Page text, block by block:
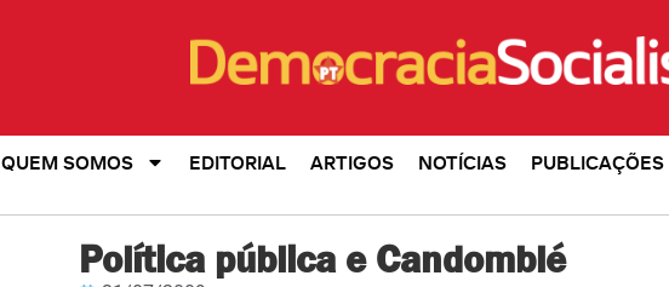
QUEM SOMOS EDITORIAL ARTIGOS NOTÍCIAS PUBLICAÇÕES
Política pública e Candomblé